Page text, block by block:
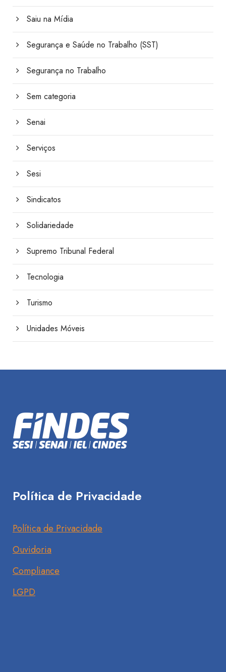
Saiu na Mídia
Segurança e Saúde no Trabalho (SST)
Segurança no Trabalho
Sem categoria
Senai
Serviços
Sesi
Sindicatos
Solidariedade
Supremo Tribunal Federal
Tecnologia
Turismo
Unidades Móveis
Política de Privacidade
Política de Privacidade
Ouvidoria
Compliance
LGPD